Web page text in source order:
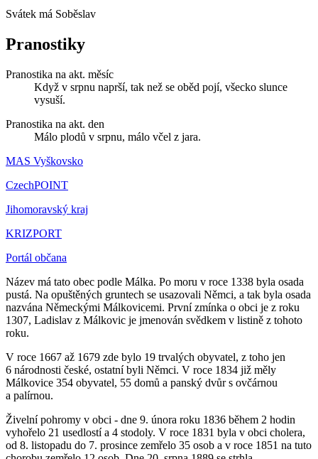
Svátek má Soběslav
Pranostiky
Pranostika na akt. měsíc
Když v srpnu naprší, tak než se oběd pojí, všecko slunce
vysuší.
Pranostika na akt. den
Málo plodů v srpnu, málo včel z jara.
MAS Vyškovsko
CzechPOINT
Jihomoravský kraj
KRIZPORT
Portál občana
Název má tato obec podle Málka. Po moru v roce 1338 byla osada
pustá. Na opuštěných gruntech se usazovali Němci, a tak byla osada
nazvána Německými Málkovicemi. První zmínka o obci je z roku
1307, Ladislav z Málkovic je jmenován svědkem v listině z tohoto
roku.
V roce 1667 až 1679 zde bylo 19 trvalých obyvatel, z toho jen
6 národnosti české, ostatní byli Němci. V roce 1834 již měly
Málkovice 354 obyvatel, 55 domů a panský dvůr s ovčárnou
a palírnou.
Živelní pohromy v obci - dne 9. února roku 1836 během 2 hodin
vyhořelo 21 usedlostí a 4 stodoly. V roce 1831 byla v obci cholera,
od 8. listopadu do 7. prosince zemřelo 35 osob a v roce 1851 na tuto